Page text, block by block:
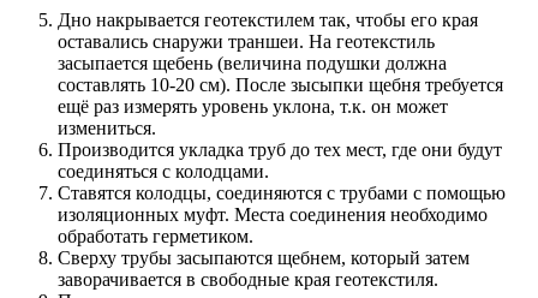
Дно накрывается геотекстилем так, чтобы его края
оставались снаружи траншеи. На геотекстиль
засыпается щебень (величина подушки должна
составлять 10-20 см). После зысыпки щебня требуется
ещё раз измерять уровень уклона, т.к. он может
измениться.
Производится укладка труб до тех мест, где они будут
соединяться с колодцами.
Ставятся колодцы, соединяются с трубами с помощью
изоляционных муфт. Места соединения необходимо
обработать герметиком.
Сверху трубы засыпаются щебнем, который затем
заворачивается в свободные края геотекстиля.